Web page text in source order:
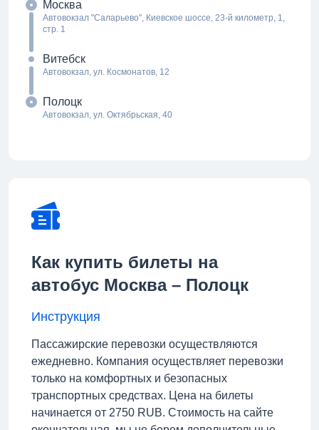
Москва
Автовокзал "Саларьево", Киевское шоссе, 23-й километр, 1,
стр. 1
Витебск
Автовокзал, ул. Космонатов, 12
Полоцк
Автовокзал, ул. Октябрьская, 40
Как купить билеты на
автобус Москва – Полоцк
Инструкция
Пассажирские перевозки осуществляются
ежедневно. Компания осуществляет перевозки
только на комфортных и безопасных
транспортных средствах. Цена на билеты
начинается от 2750 RUB. Стоимость на сайте